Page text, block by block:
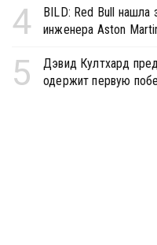
4
BILD: Red Bull нашла
инженера Aston
5
Дэвид Култхард
одержит первую